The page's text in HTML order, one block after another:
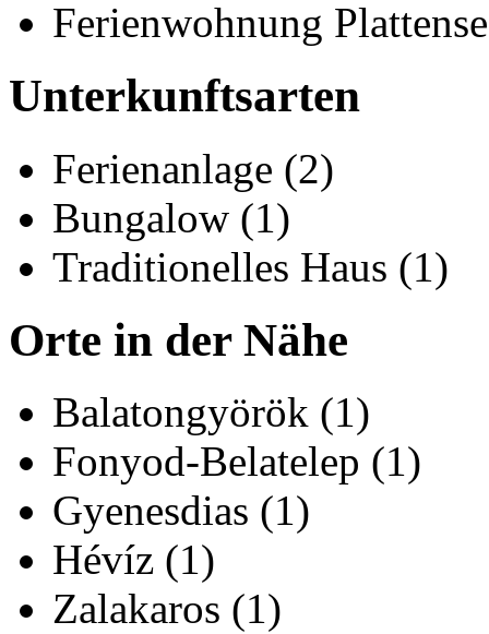
Ferienwohnung
Unterkunftsarten
Ferienanlage (2)
Bungalow (1)
Traditionelles Haus (1)
Orte in der Nähe
Balatongyörök (1)
Fonyod-Belatelep (1)
Gyenesdias (1)
Hévíz (1)
Zalakaros (1)